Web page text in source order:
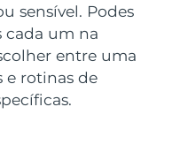
sensível. Podes
cada um na
entre uma
e rotinas de